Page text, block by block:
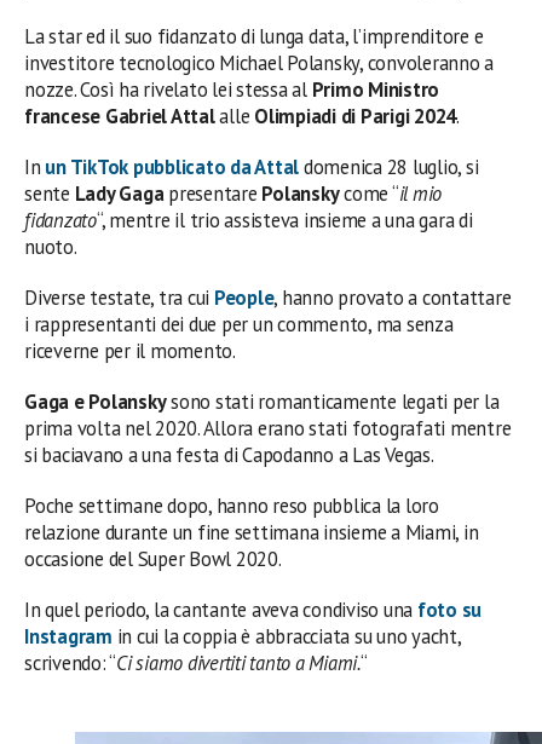
La star ed il suo fidanzato di lunga data, l’imprenditore e
investitore tecnologico Michael Polansky, convoleranno a
nozze. Così ha rivelato lei stessa al Primo Ministro
francese Gabriel Attalalle Olimpiadi di Parigi 2024.
In un TikTok pubblicato daAttaldomenica 28 luglio, si
sente Lady Gagapresentare Polanskycome “il mio
fidanzato“, mentre il trio assisteva insieme a una gara di
nuoto.
Diverse testate, tra cui People, hanno provato a contattare
i rappresentanti dei due per un commento, ma senza
riceverne per il momento.
Gaga e Polanskysono stati romanticamente legati per la
prima volta nel 2020. Allora erano stati fotografati mentre
si baciavano a una festa di Capodanno a Las Vegas.
Poche settimane dopo, hanno reso pubblica la loro
relazione durante un fine settimana insieme a Miami, in
occasione del Super Bowl 2020.
In quel periodo, la cantante aveva condiviso una foto su
Instagram in cui la coppia è abbracciata su uno yacht,
scrivendo: “Ci siamo divertiti tanto a Miami.“